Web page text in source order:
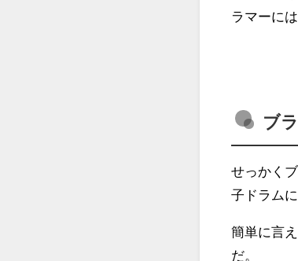
ラマーに
ブ
せっかく
子ドラム
簡単に言
だ。